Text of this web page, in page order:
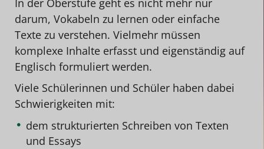
darum, Vokabeln zu lernen oder einfache
Texte zu verstehen. Vielmehr müssen
komplexe Inhalte erfasst und eigenständig auf
Englisch formuliert werden.
Viele Schülerinnen und Schüler haben dabei
Schwierigkeiten mit:
dem strukturierten Schreiben von Texten
und Essays